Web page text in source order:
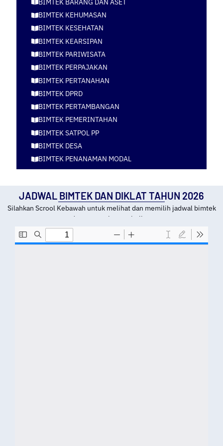
BIMTEK BARANG DAN ASET
BIMTEK KEHUMASAN
BIMTEK KESEHATAN
BIMTEK KEARSIPAN
BIMTEK PARIWISATA
BIMTEK PERPAJAKAN
BIMTEK PERTANAHAN
BIMTEK DPRD
BIMTEK PERTAMBANGAN
BIMTEK PEMERINTAHAN
BIMTEK SATPOL PP
BIMTEK DESA
BIMTEK PENANAMAN MODAL
JADWAL BIMTEK DAN DIKLAT TAHUN 2026
Silahkan Scrool Kebawah untuk melihat dan memilih jadwal bimtek
dan tempat kota pelatihan